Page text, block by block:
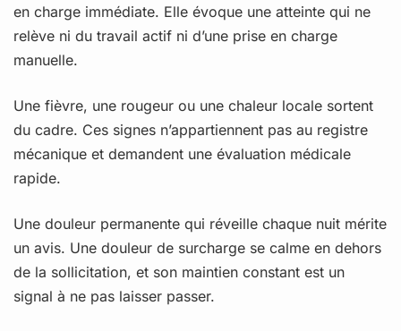
en charge immédiate. Elle évoque une atteinte qui ne
relève ni du travail actif ni d’une prise en charge
manuelle.
Une fièvre, une rougeur ou une chaleur locale sortent
du cadre. Ces signes n’appartiennent pas au registre
mécanique et demandent une évaluation médicale
rapide.
Une douleur permanente qui réveille chaque nuit mérite
un avis. Une douleur de surcharge se calme en dehors
de la sollicitation, et son maintien constant est un
signal à ne pas laisser passer.